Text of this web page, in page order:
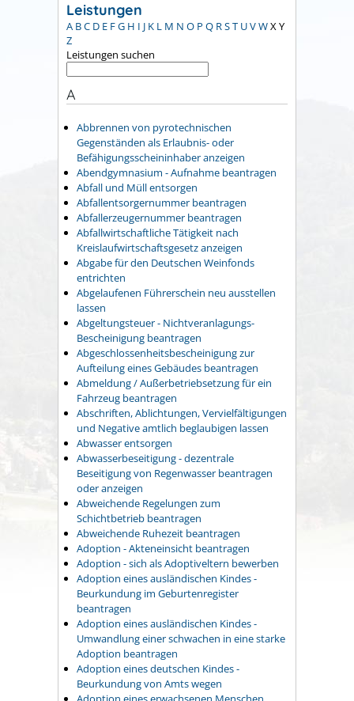
Leistungen
A BC D E FG H I J K L M N O P Q RST UVWXY
Z
Leistungen suchen
A
Abbrennen von pyrotechnischen
Gegenständen als Erlaubnis- oder
Befähigungsscheininhaber anzeigen
Abendgymnasium - Aufnahme beantragen
Abfall und Müll entsorgen
Abfallentsorgernummer beantragen
Abfallerzeugernummer beantragen
Abfallwirtschaftliche Tätigkeit nach
Kreislaufwirtschaftsgesetz anzeigen
Abgabe für den Deutschen Weinfonds
entrichten
Abgelaufenen Führerschein neu ausstellen
lassen
Abgeltungsteuer - Nichtveranlagungs-
Bescheinigung beantragen
Abgeschlossenheitsbescheinigung zur
Aufteilung eines Gebäudes beantragen
Abmeldung / Außerbetriebsetzung für ein
Fahrzeug beantragen
Abschriften, Ablichtungen, Vervielfältigungen
und Negative amtlich beglaubigen lassen
Abwasser entsorgen
Abwasserbeseitigung - dezentrale
Beseitigung von Regenwasser beantragen
oder anzeigen
Abweichende Regelungen zum
Schichtbetrieb beantragen
Abweichende Ruhezeit beantragen
Adoption - Akteneinsicht beantragen
Adoption - sich als Adoptiveltern bewerben
Adoption eines ausländischen Kindes -
Beurkundung im Geburtenregister
beantragen
Adoption eines ausländischen Kindes -
Umwandlung einer schwachen in eine starke
Adoption beantragen
Adoption eines deutschen Kindes -
Beurkundung von Amts wegen